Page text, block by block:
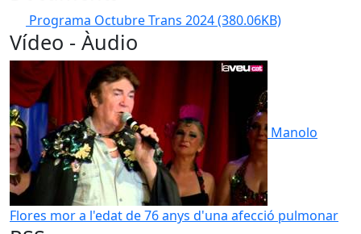
Programa Octubre Trans 2024(380.06KB)
Vídeo - Àudio
Manolo
Flores mor a l'edat de 76 anys d'una afecció pulmonar